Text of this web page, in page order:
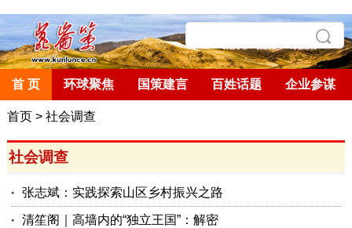
首 页 环球聚焦 国策建言 百姓话题 企业参谋
首页> 社会调查
社会调查
张志斌：实践探索山区乡村振兴之路
清笙阁｜高墙内的“独立王国”：解密